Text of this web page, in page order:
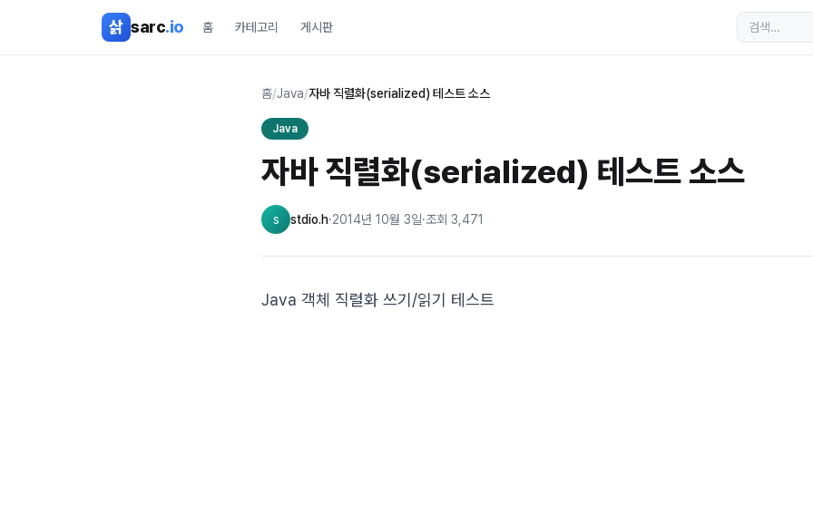
삵 sarc.io 홈 카테고리 게시판
홈/Java/자바 직렬화(serialized) 테스트 소스
Java
자바 직렬화(serialized) 테스트 소스
s stdio.h·2014년 10월 3일·조회 3,471
Java 객체 직렬화 쓰기/읽기 테스트